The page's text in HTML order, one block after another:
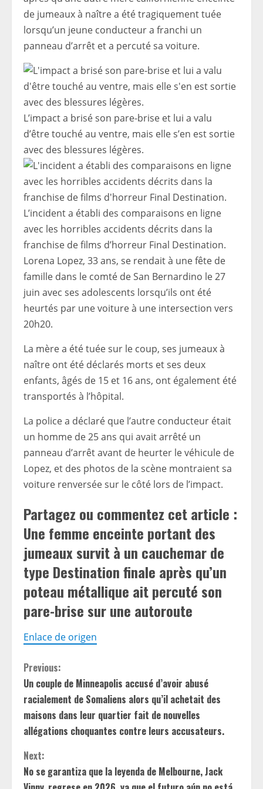
de jumeaux à naître a été tragiquement tuée
lorsqu’un jeune conducteur a franchi un
panneau d’arrêt et a percuté sa voiture.
L’impact a brisé son pare-brise et lui a valu
d’être touché au ventre, mais elle s’en est sortie
avec des blessures légères.
L’incident a établi des comparaisons en ligne
avec les horribles accidents décrits dans la
franchise de films d’horreur Final Destination.
Lorena Lopez, 33 ans, se rendait à une fête de
famille dans le comté de San Bernardino le 27
juin avec ses adolescents lorsqu’ils ont été
heurtés par une voiture à une intersection vers
20h20.
La mère a été tuée sur le coup, ses jumeaux à
naître ont été déclarés morts et ses deux
enfants, âgés de 15 et 16 ans, ont également été
transportés à l’hôpital.
La police a déclaré que l’autre conducteur était
un homme de 25 ans qui avait arrêté un
panneau d’arrêt avant de heurter le véhicule de
Lopez, et des photos de la scène montraient sa
voiture renversée sur le côté lors de l’impact.
Partagez ou commentez cet article :
Une femme enceinte portant des
jumeaux survit à un cauchemar de
type Destination finale après qu’un
poteau métallique ait percuté son
pare-brise sur une autoroute
Enlace de origen
C
o
n
t
i
Previous:
Un couple de Minneapolis accusé d’avoir abusé
racialement de Somaliens alors qu’il achetait des
maisons dans leur quartier fait de nouvelles
allégations choquantes contre leurs accusateurs.
Next:
No se garantiza que la leyenda de Melbourne, Jack